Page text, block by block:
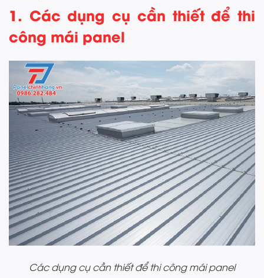
1. Các dụng cụ cần thiết để thi
công mái panel
Các dụng cụ cần thiết để thi công mái panel